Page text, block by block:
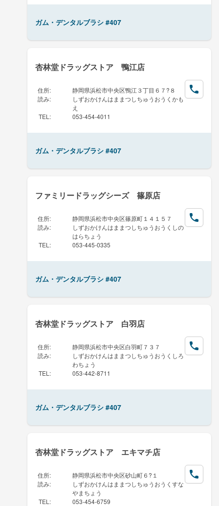
ガム・デンタルブラシ #407
杏林堂ドラッグストア 鴨江店
住所:
静岡県浜松市中央区鴨江３丁目６７?８
読み:
しずおかけんはままつしちゅうおうくかも
え
TEL : 053-454-4011
ガム・デンタルブラシ #407
ファミリードラッグシーズ 篠原店
住所:
静岡県浜松市中央区篠原町１４１５７
読み:
しずおかけんはままつしちゅうおうくしの
はらちょう
TEL : 053-445-0335
ガム・デンタルブラシ #407
杏林堂ドラッグストア 白羽店
住所:
静岡県浜松市中央区白羽町７３７
読み:
しずおかけんはままつしちゅうおうくしろ
わちょう
TEL : 053-442-8711
ガム・デンタルブラシ #407
杏林堂ドラッグストア エキマチ店
住所:
静岡県浜松市中央区砂山町６?１
読み:
しずおかけんはままつしちゅうおうくすな
やまちょう
TEL : 053-454-6759